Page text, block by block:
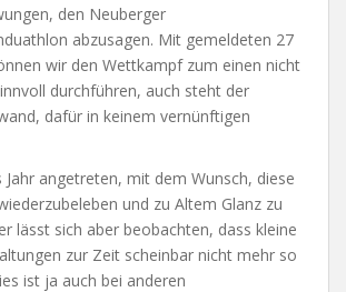
den Neuberger
abzusagen. Mit gemeldeten 27
wir den Wettkampf zum einen nicht
durchführen, auch steht der
dafür in keinem vernünftigen
Jahr angetreten, mit dem Wunsch, diese
und zu Altem Glanz zu
lässt sich aber beobachten, dass kleine
zur Zeit scheinbar nicht mehr so
ist ja auch bei anderen